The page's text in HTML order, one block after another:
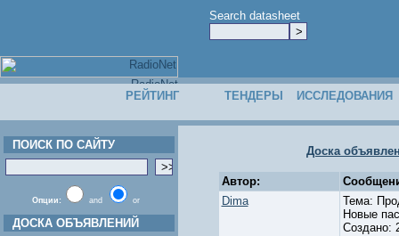
Search datasheet
РЕЙТИНГ ТЕНДЕРЫ ИССЛЕДОВАНИЯ
ПОИСК ПО САЙТУ
Опции: and or
ДОСКА ОБЪЯВЛЕНИЙ
Доска
Автор:
Dima
Тема:
Новые
Создано: